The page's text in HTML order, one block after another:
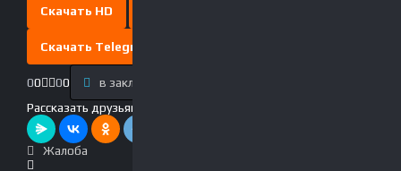
Скачать HD
Скачать Telegram
00 00 в закладки
Рассказать друзьям!
Жалоба